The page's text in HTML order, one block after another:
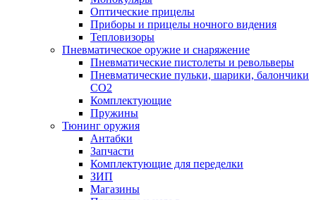
Оптические прицелы
Приборы и прицелы ночного видения
Тепловизоры
Пневматическое оружие и снаряжение
Пневматические пистолеты и револьверы
Пневматические пульки, шарики, балончики
CO2
Комплектующие
Пружины
Тюнинг оружия
Антабки
Запчасти
Комплектующие для переделки
ЗИП
Магазины